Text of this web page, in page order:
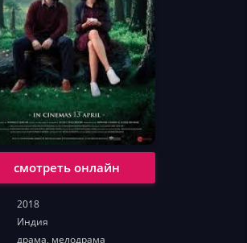
смотреть онлайн
2018
Индия
драма, мелодрама